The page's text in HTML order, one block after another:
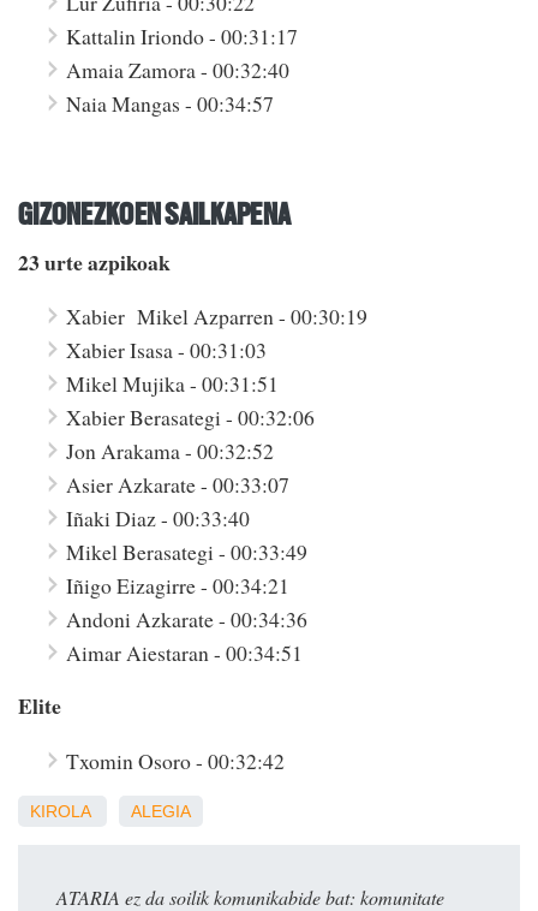
Kattalin Iriondo - 00:31:17
Amaia Zamora - 00:32:40
Naia Mangas - 00:34:57
GIZONEZKOEN SAILKAPENA
23 urte azpikoak
Xabier Mikel Azparren - 00:30:19
Xabier Isasa - 00:31:03
Mikel Mujika - 00:31:51
Xabier Berasategi - 00:32:06
Jon Arakama - 00:32:52
Asier Azkarate - 00:33:07
Iñaki Diaz - 00:33:40
Mikel Berasategi - 00:33:49
Iñigo Eizagirre - 00:34:21
Andoni Azkarate - 00:34:36
Aimar Aiestaran - 00:34:51
Elite
Txomin Osoro - 00:32:42
KIROLA ALEGIA
ATARIA ez da soilik komunikabide bat: komunitate